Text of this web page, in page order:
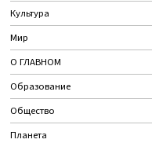
Культура
Мир
О ГЛАВНОМ
Образование
Общество
Планета